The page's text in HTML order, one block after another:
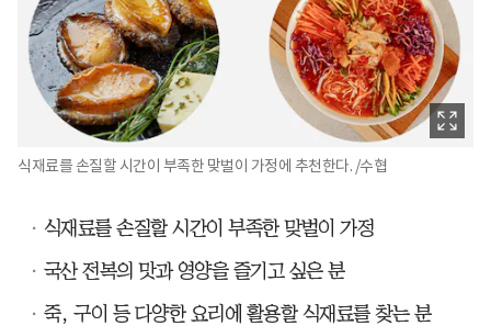
식재료를 손질할 시간이 부족한 맞벌이 가정에 추천한다. /수협
식재료를 손질할 시간이 부족한 맞벌이 가정
국산 전복의 맛과 영양을 즐기고 싶은 분
죽, 구이 등 다양한 요리에 활용할 식재료를 찾는 분